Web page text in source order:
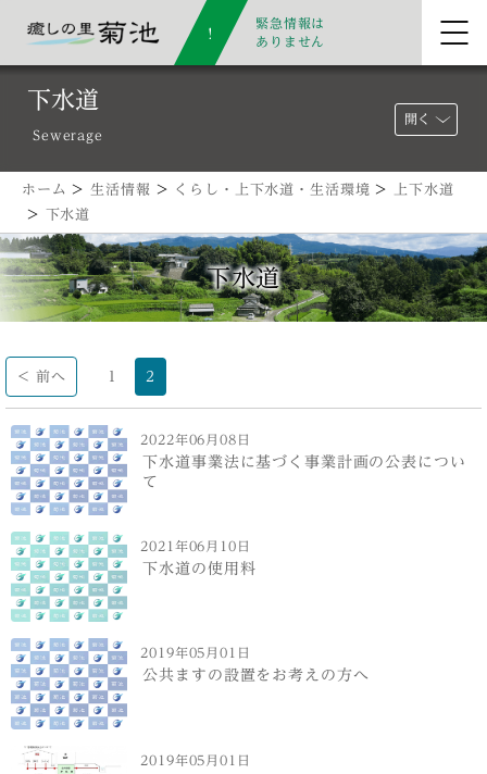
緊急情報は
ありません
下水道
Sewerage
開く
ホーム >生活情報 > くらし・上下水道・生活環境 >
上下水道
> 下水道
下水道
< 前へ 1 2
2022年06月08日
下水道事業法に基づく事業計画の公表につい
て
2021年06月10日
下水道の使用料
2019年05月01日
公共ますの設置をお考えの方へ
2019年05月01日